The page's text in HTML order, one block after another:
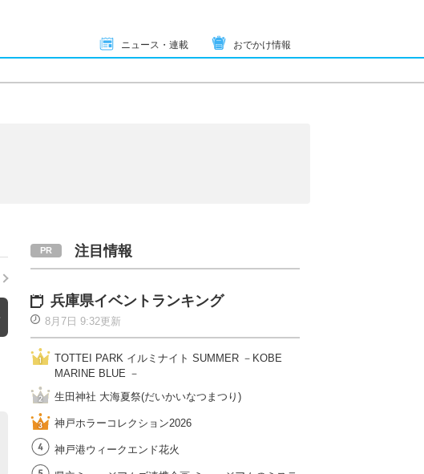
ニュース・連載 おでかけ情報
注目情報
兵庫県イベントランキング
8月7日 9:32更新
TOTTEI PARK イルミナイト SUMMER －KOBE
MARINE BLUE －
生田神社 大海夏祭(だいかいなつまつり)
神戸ホラーコレクション2026
神戸港ウィークエンド花火